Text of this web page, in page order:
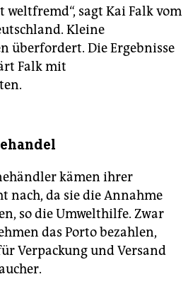
weltfremd“, sagt Kai Falk vom
Kleine
überfordert. Die Ergebnisse
Falk mit
kämen ihrer
nach, da sie die Annahme
so die Umwelthilfe. Zwar
das Porto bezahlen,
Verpackung und Versand